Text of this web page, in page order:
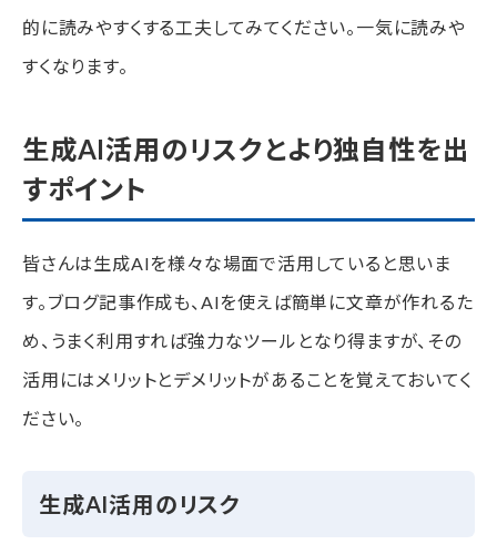
的に読みやすくする工夫してみてください。一気に読みや
すくなります。
生成AI活用のリスクとより独自性を出
すポイント
皆さんは生成AIを様々な場面で活用していると思いま
す。ブログ記事作成も、AIを使えば簡単に文章が作れるた
め、うまく利用すれば強力なツールとなり得ますが、その
活用にはメリットとデメリットがあることを覚えておいてく
ださい。
生成AI活用のリスク